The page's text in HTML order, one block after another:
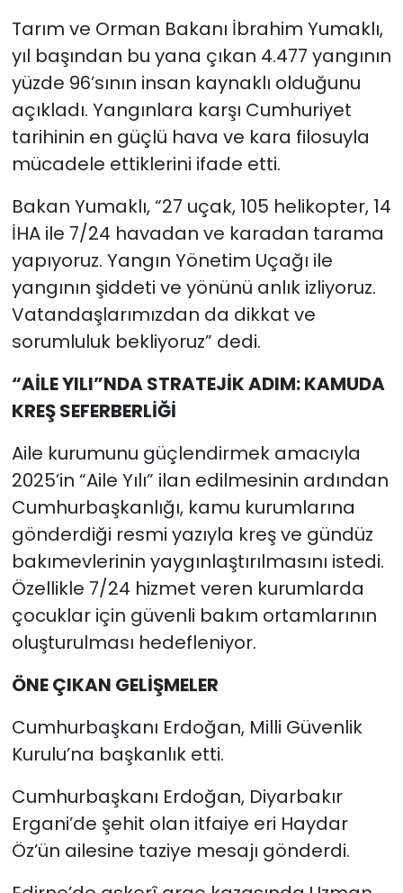
Tarım ve Orman Bakanı İbrahim Yumaklı,
yıl başından bu yana çıkan 4.477 yangının
yüzde 96’sının insan kaynaklı olduğunu
açıkladı. Yangınlara karşı Cumhuriyet
tarihinin en güçlü hava ve kara filosuyla
mücadele ettiklerini ifade etti.
Bakan Yumaklı, “27 uçak, 105 helikopter, 14
İHA ile 7/24 havadan ve karadan tarama
yapıyoruz. Yangın Yönetim Uçağı ile
yangının şiddeti ve yönünü anlık izliyoruz.
Vatandaşlarımızdan da dikkat ve
sorumluluk bekliyoruz” dedi.
“AİLE YILI”NDA STRATEJİK ADIM: KAMUDA
KREŞ SEFERBERLİĞİ
Aile kurumunu güçlendirmek amacıyla
2025’in “Aile Yılı” ilan edilmesinin ardından
Cumhurbaşkanlığı, kamu kurumlarına
gönderdiği resmi yazıyla kreş ve gündüz
bakımevlerinin yaygınlaştırılmasını istedi.
Özellikle 7/24 hizmet veren kurumlarda
çocuklar için güvenli bakım ortamlarının
oluşturulması hedefleniyor.
ÖNE ÇIKAN GELİŞMELER
Cumhurbaşkanı Erdoğan, Milli Güvenlik
Kurulu’na başkanlık etti.
Cumhurbaşkanı Erdoğan, Diyarbakır
Ergani’de şehit olan itfaiye eri Haydar
Öz’ün ailesine taziye mesajı gönderdi.